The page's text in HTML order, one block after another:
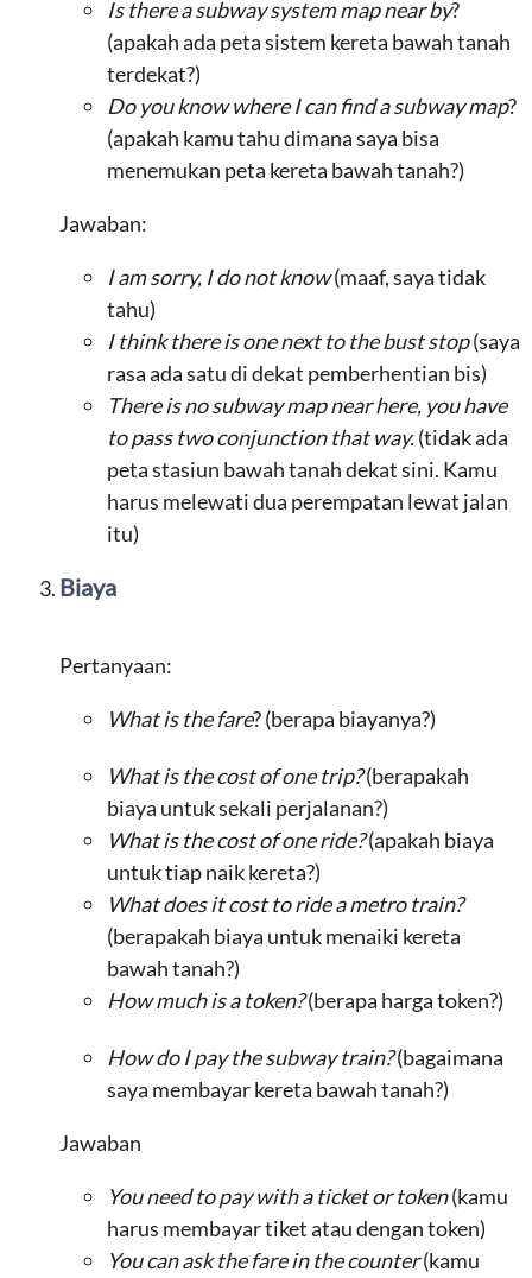
Is there a subway system map near by?
(apakah ada peta sistem kereta bawah tanah
terdekat?)
Do you know where I can find a subway map?
(apakah kamu tahu dimana saya bisa
menemukan peta kereta bawah tanah?)
Jawaban:
I am sorry, I do not know(maaf, saya tidak
tahu)
I think there is one next to the bust stop(saya
rasa ada satu di dekat pemberhentian bis)
There is no subway map near here, you have
to pass two conjunction that way.(tidak ada
peta stasiun bawah tanah dekat sini. Kamu
harus melewati dua perempatan lewat jalan
itu)
Biaya
Pertanyaan:
What is the fare? (berapa biayanya?)
What is the cost of one trip?(berapakah
biaya untuk sekali perjalanan?)
What is the cost of one ride?(apakah biaya
untuk tiap naik kereta?)
What does it cost to ride a metro train?
(berapakah biaya untuk menaiki kereta
bawah tanah?)
How much is a token?(berapa harga token?)
How do I pay the subway train?(bagaimana
saya membayar kereta bawah tanah?)
Jawaban
You need to pay with a ticket or token(kamu
harus membayar tiket atau dengan token)
You can ask the fare in the counter(kamu